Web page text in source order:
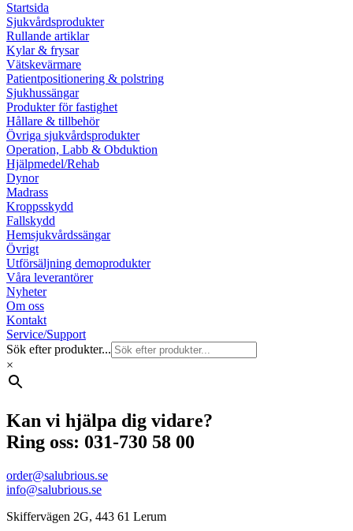
Startsida
Sjukvårdsprodukter
Rullande artiklar
Kylar & frysar
Vätskevärmare
Patientpositionering & polstring
Sjukhussängar
Produkter för fastighet
Hållare & tillbehör
Övriga sjukvårdsprodukter
Operation, Labb & Obduktion
Hjälpmedel/Rehab
Dynor
Madrass
Kroppsskydd
Fallskydd
Hemsjukvårdssängar
Övrigt
Utförsäljning demoprodukter
Våra leverantörer
Nyheter
Om oss
Kontakt
Service/Support
Sök efter produkter...
×
Kan vi hjälpa dig vidare?
Ring oss: 031-730 58 00
order@salubrious.se
info@salubrious.se
Skiffervägen 2G, 443 61 Lerum